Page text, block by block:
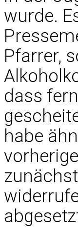
wurde.
Pfarrer,
dass
habe